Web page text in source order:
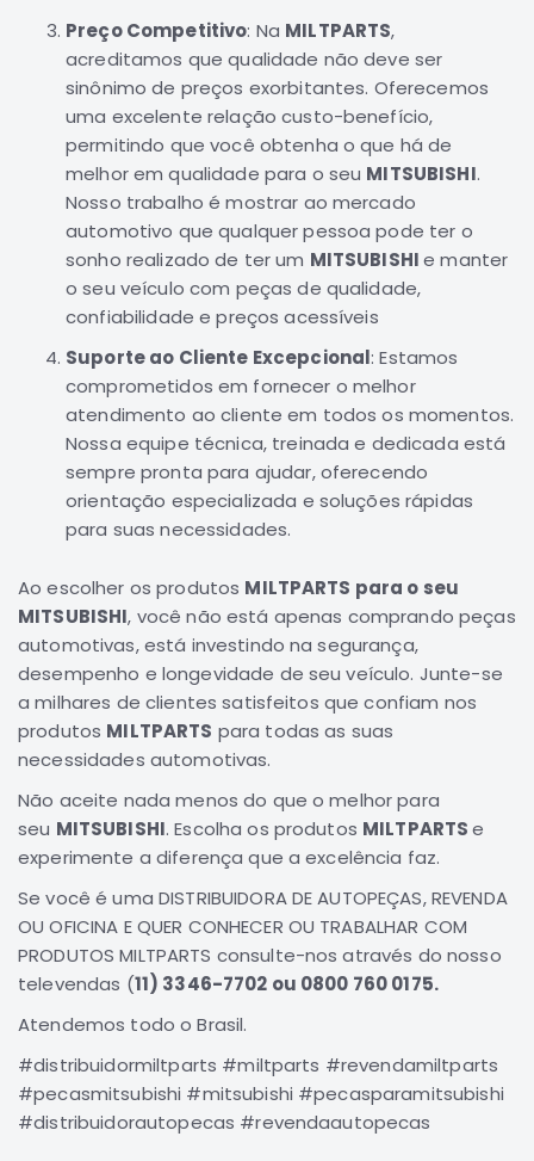
Motor
Suspensão
Freio
Correias
Filtros
Transmissão
Elétrica
Acessórios
Grandis
Suspensão
Freio
Correias
Filtros
Transmissão
ECLIPSE
CROSS
Peças
Originais
Montadoras
Honda
Toyota
Hilux
BMW
HYUNDAI
SUZUKI
FORD
Preço Competitivo: Na MILTPARTS,
acreditamos que qualidade não deve ser
sinônimo de preços exorbitantes. Oferecemos
uma excelente relação custo-benefício,
permitindo que você obtenha o que há de
melhor em qualidade para o seu MITSUBISHI.
Nosso trabalho é mostrar ao mercado
automotivo que qualquer pessoa pode ter o
sonho realizado de ter um MITSUBISHIe manter
o seu veículo com peças de qualidade,
confiabilidade e preços acessíveis
Suporte ao Cliente Excepcional: Estamos
comprometidos em fornecer o melhor
atendimento ao cliente em todos os momentos.
Nossa equipe técnica, treinada e dedicada está
sempre pronta para ajudar, oferecendo
orientação especializada e soluções rápidas
para suas necessidades.
Ao escolher os produtos MILTPARTS para o seu
MITSUBISHI, você não está apenas comprando peças
automotivas, está investindo na segurança,
desempenho e longevidade de seu veículo. Junte-se
a milhares de clientes satisfeitos que confiam nos
produtos MILTPARTS para todas as suas
necessidades automotivas.
Não aceite nada menos do que o melhor para
seu MITSUBISHI. Escolha os produtos MILTPARTSe
experimente a diferença que a excelência faz.
Se você é uma DISTRIBUIDORA DE AUTOPEÇAS, REVENDA
OU OFICINA E QUER CONHECER OU TRABALHAR COM
PRODUTOS MILTPARTS consulte-nos através do nosso
televendas (11) 3346-7702 ou 0800 760 0175.
Atendemos todo o Brasil.
#distribuidormiltparts #miltparts #revendamiltparts
#pecasmitsubishi #mitsubishi #pecasparamitsubishi
#distribuidorautopecas #revendaautopecas